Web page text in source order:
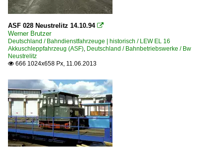
ASF 028 Neustrelitz 14.10.94 
Werner Brutzer
Deutschland / Bahndienstfahrzeuge | historisch / LEW EL 16
Akkuschleppfahrzeug (ASF), Deutschland / Bahnbetriebswerke / Bw
Neustrelitz
 666 1024x658 Px, 11.06.2013